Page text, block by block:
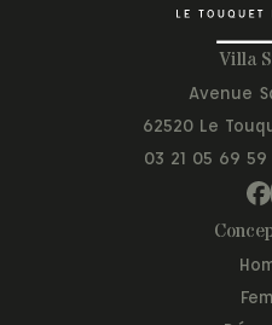
Villa
Avenue
62520 Le
03 21 05 69 59